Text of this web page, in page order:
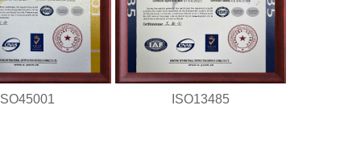
ISO45001 ISO13485